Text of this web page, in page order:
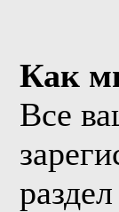
Как
Все
раздел